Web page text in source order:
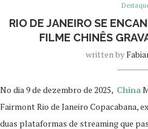
RIO DE JANEIRO SE
FILME CHINÊS
written by
No dia 9 de dezembro de 2025, China
Fairmont Rio de Janeiro Copacabana,
duas plataformas de streaming que